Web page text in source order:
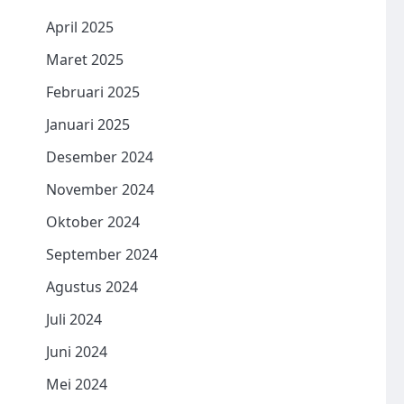
April 2025
Maret 2025
Februari 2025
Januari 2025
Desember 2024
November 2024
Oktober 2024
September 2024
Agustus 2024
Juli 2024
Juni 2024
Mei 2024